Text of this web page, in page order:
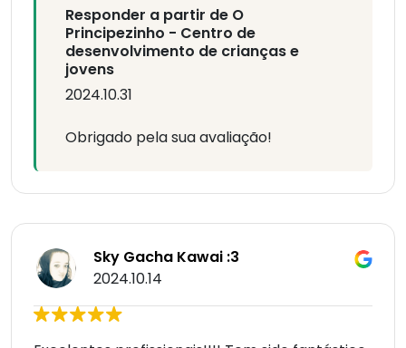
Responder a partir de O
Principezinho - Centro de
desenvolvimento de crianças e
jovens
2024.10.31
Obrigado pela sua avaliação!
Sky Gacha Kawai :3
2024.10.14